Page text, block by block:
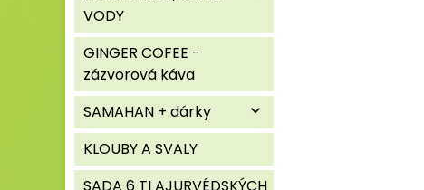
VODY
GINGER COFEE -
zázvorová káva
SAMAHAN + dárky
expand_more
KLOUBY A SVALY